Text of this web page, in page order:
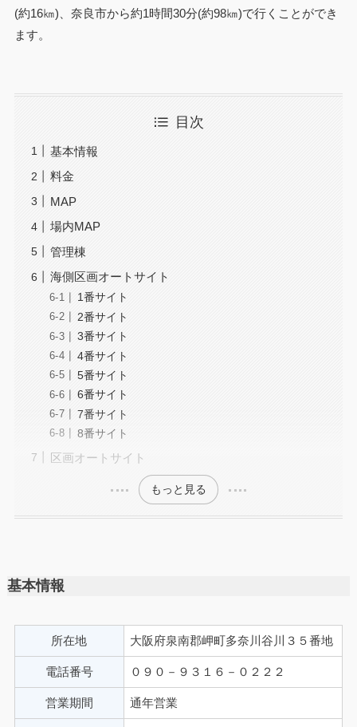
(約16㎞)、奈良市から約1時間30分(約98㎞)で行くことができ
ます。
目次
基本情報
料金
MAP
場内MAP
管理棟
海側区画オートサイト
1番サイト
2番サイト
3番サイト
4番サイト
5番サイト
6番サイト
7番サイト
8番サイト
区画オートサイト
もっと見る
基本情報
所在地 大阪府泉南郡岬町多奈川谷川３５番地
電話番号 ０９０－９３１６－０２２２
営業期間 通年営業